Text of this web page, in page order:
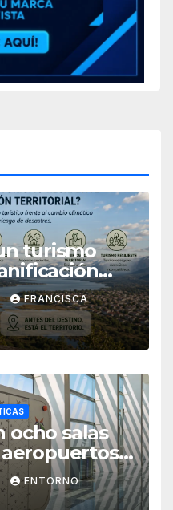
turismo
FRANCISCA
ocho salas
ENTORNO